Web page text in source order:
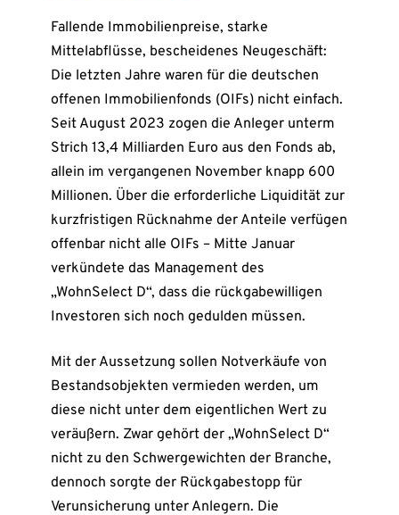
Fallende Immobilienpreise, starke
Mittelabflüsse, bescheidenes Neugeschäft:
Die letzten Jahre waren für die deutschen
offenen Immobilienfonds (OIFs) nicht einfach.
Seit August 2023 zogen die Anleger unterm
Strich 13,4 Milliarden Euro aus den Fonds ab,
allein im vergangenen November knapp 600
Millionen. Über die erforderliche Liquidität zur
kurzfristigen Rücknahme der Anteile verfügen
offenbar nicht alle OIFs – Mitte Januar
verkündete das Management des
„WohnSelect D“, dass die rückgabewilligen
Investoren sich noch gedulden müssen.
Mit der Aussetzung sollen Notverkäufe von
Bestandsobjekten vermieden werden, um
diese nicht unter dem eigentlichen Wert zu
veräußern. Zwar gehört der „WohnSelect D“
nicht zu den Schwergewichten der Branche,
dennoch sorgte der Rückgabestopp für
Verunsicherung unter Anlegern. Die